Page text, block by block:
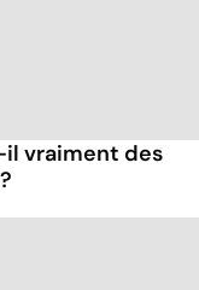
vraiment des